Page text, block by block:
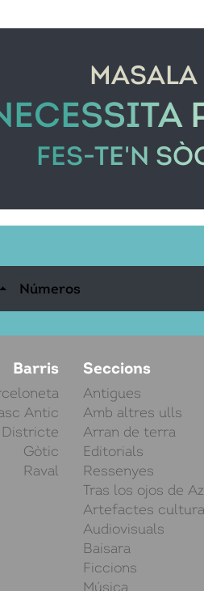
MASALA
FES-TE'N
Números
Barris
Antic
Districte
Gòtic
Raval
Seccions
Antigues
Amb altres ulls
Arran de terra
Editorials
Ressenyes
Tras los ojos de
Artefactes
Audiovisuals
Baisara
Ficcions
Música